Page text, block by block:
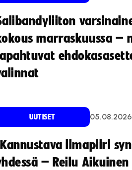
marraskuussa –
UUTISET 05.08.2026
ilmapiiri
– Reilu